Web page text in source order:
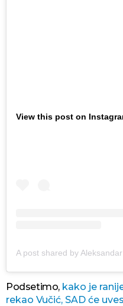
View this post on
Podsetimo, kako je
rekao Vučić, SAD će